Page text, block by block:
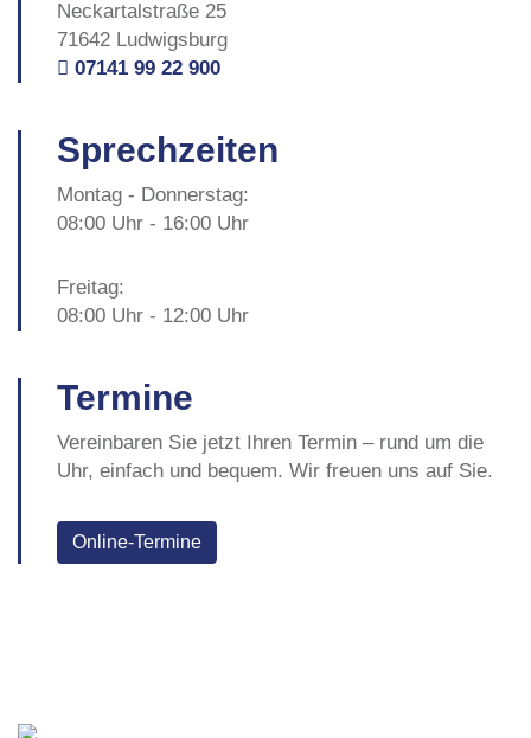
Neckartalstraße 25
71642 Ludwigsburg
07141 99 22 900
Sprechzeiten
Montag - Donnerstag:
08:00 Uhr - 16:00 Uhr
Freitag:
08:00 Uhr - 12:00 Uhr
Termine
Vereinbaren Sie jetzt Ihren Termin – rund um die
Uhr, einfach und bequem. Wir freuen uns auf Sie.
Online-Termine